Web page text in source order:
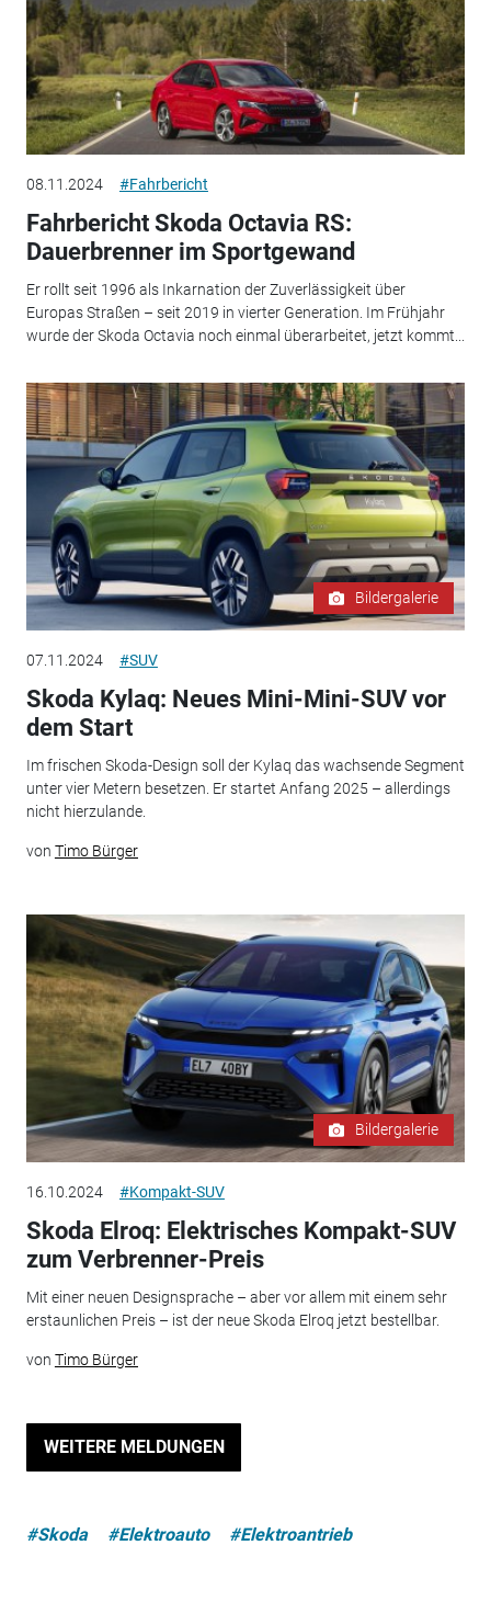
08.11.2024 #Fahrbericht
Fahrbericht Skoda Octavia RS:
Dauerbrenner im Sportgewand
Er rollt seit 1996 als Inkarnation der Zuverlässigkeit über
Europas Straßen – seit 2019 in vierter Generation. Im Frühjahr
wurde der Skoda Octavia noch einmal überarbeitet, jetzt kommt...
Bildergalerie
07.11.2024 #SUV
Skoda Kylaq: Neues Mini-Mini-SUV vor
dem Start
Im frischen Skoda-Design soll der Kylaq das wachsende Segment
unter vier Metern besetzen. Er startet Anfang 2025 – allerdings
nicht hierzulande.
von Timo Bürger
Bildergalerie
16.10.2024 #Kompakt-SUV
Skoda Elroq: Elektrisches Kompakt-SUV
zum Verbrenner-Preis
Mit einer neuen Designsprache – aber vor allem mit einem sehr
erstaunlichen Preis – ist der neue Skoda Elroq jetzt bestellbar.
von Timo Bürger
WEITERE MELDUNGEN
#Skoda #Elektroauto #Elektroantrieb